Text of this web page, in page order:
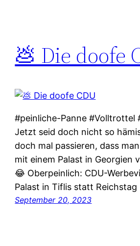
💩 Die doofe
#peinliche-Panne #Volltrottel
Jetzt seid doch nicht so
doch mal passieren, dass
mit einem Palast in Georgien
😂 Oberpeinlich: CDU-
Palast in Tiflis statt Reichstag
September 20, 2023